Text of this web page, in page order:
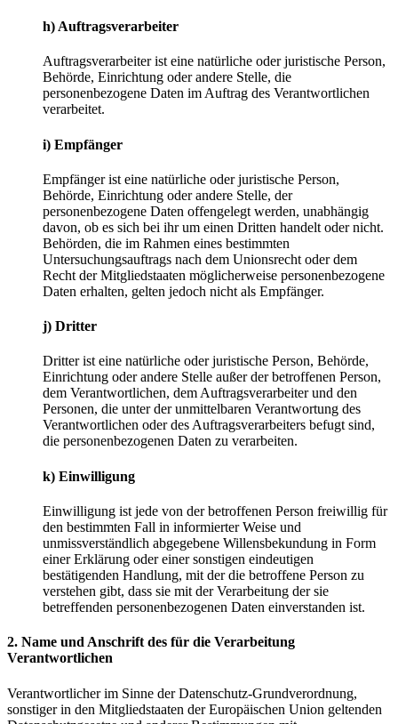
h) Auftragsverarbeiter
Auftragsverarbeiter ist eine natürliche oder juristische Person,
Behörde, Einrichtung oder andere Stelle, die
personenbezogene Daten im Auftrag des Verantwortlichen
verarbeitet.
i) Empfänger
Empfänger ist eine natürliche oder juristische Person,
Behörde, Einrichtung oder andere Stelle, der
personenbezogene Daten offengelegt werden, unabhängig
davon, ob es sich bei ihr um einen Dritten handelt oder nicht.
Behörden, die im Rahmen eines bestimmten
Untersuchungsauftrags nach dem Unionsrecht oder dem
Recht der Mitgliedstaaten möglicherweise personenbezogene
Daten erhalten, gelten jedoch nicht als Empfänger.
j) Dritter
Dritter ist eine natürliche oder juristische Person, Behörde,
Einrichtung oder andere Stelle außer der betroffenen Person,
dem Verantwortlichen, dem Auftragsverarbeiter und den
Personen, die unter der unmittelbaren Verantwortung des
Verantwortlichen oder des Auftragsverarbeiters befugt sind,
die personenbezogenen Daten zu verarbeiten.
k) Einwilligung
Einwilligung ist jede von der betroffenen Person freiwillig für
den bestimmten Fall in informierter Weise und
unmissverständlich abgegebene Willensbekundung in Form
einer Erklärung oder einer sonstigen eindeutigen
bestätigenden Handlung, mit der die betroffene Person zu
verstehen gibt, dass sie mit der Verarbeitung der sie
betreffenden personenbezogenen Daten einverstanden ist.
2. Name und Anschrift des für die Verarbeitung
Verantwortlichen
Verantwortlicher im Sinne der Datenschutz-Grundverordnung,
sonstiger in den Mitgliedstaaten der Europäischen Union geltenden